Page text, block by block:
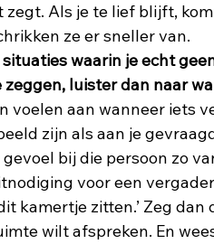
zegt. Als je te lief blijft,
ze er sneller van.
waarin je echt
zeggen, luister dan naar
voelen aan wanneer iets
zijn als aan je
bij die persoon zo
voor een
kamertje zitten.’ Zeg
wilt afspreken. En